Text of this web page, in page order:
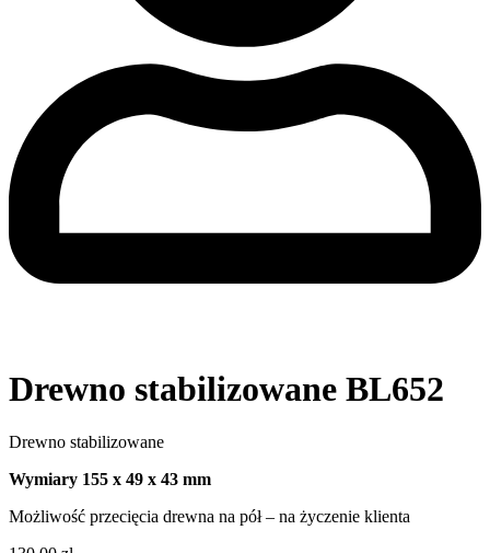
Drewno stabilizowane BL652
Drewno stabilizowane
Wymiary 155 x 49 x 43 mm
Możliwość przecięcia drewna na pół – na życzenie klienta